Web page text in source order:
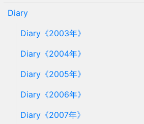
Diary
Diary《2003年》
Diary《2004年》
Diary《2005年》
Diary《2006年》
Diary《2007年》